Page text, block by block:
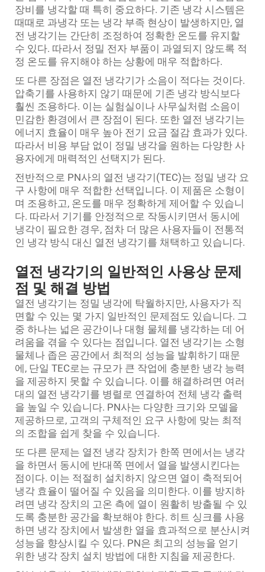
장비를 냉각할 때 특히 중요하다. 기존 냉각 시스템은
때때로 과냉각 또는 냉각 부족 현상이 발생하지만, 열
전 냉각기는 간단히 조정하여 정확한 온도를 유지할
수 있다. 따라서 정밀 전자 부품이 과열되지 않도록 적
정 온도를 유지해야 하는 상황에 매우 적합하다.
또 다른 장점은 열전 냉각기가 소음이 적다는 것이다.
압축기를 사용하지 않기 때문에 기존 냉각 방식보다
훨씬 조용하다. 이는 실험실이나 사무실처럼 소음이
민감한 환경에서 큰 장점이 된다. 또한 열전 냉각기는
에너지 효율이 매우 높아 전기 요금 절감 효과가 있다.
따라서 비용 부담 없이 정밀 냉각을 원하는 다양한 사
용자에게 매력적인 선택지가 된다.
전반적으로 PN사의 열전 냉각기(TEC)는 정밀 냉각 요
구 사항에 매우 적합한 선택입니다. 이 제품은 소형이
며 조용하고, 온도를 매우 정확하게 제어할 수 있습니
다. 따라서 기기를 안정적으로 작동시키면서 동시에
냉각이 필요한 경우, 점차 더 많은 사용자들이 전통적
인 냉각 방식 대신 열전 냉각기를 채택하고 있습니다.
열전 냉각기의 일반적인 사용상 문제
점 및 해결 방법
열전 냉각기는 정밀 냉각에 탁월하지만, 사용자가 직
면할 수 있는 몇 가지 일반적인 문제점도 있습니다. 그
중 하나는 넓은 공간이나 대형 물체를 냉각하는 데 어
려움을 겪을 수 있다는 점입니다. 열전 냉각기는 소형
물체나 좁은 공간에서 최적의 성능을 발휘하기 때문
에, 단일 TEC로는 규모가 큰 작업에 충분한 냉각 능력
을 제공하지 못할 수 있습니다. 이를 해결하려면 여러
대의 열전 냉각기를 병렬로 연결하여 전체 냉각 출력
을 높일 수 있습니다. PN사는 다양한 크기와 모델을
제공하므로, 고객의 구체적인 요구 사항에 맞는 최적
의 조합을 쉽게 찾을 수 있습니다.
또 다른 문제는 열전 냉각 장치가 한쪽 면에서는 냉각
을 하면서 동시에 반대쪽 면에서 열을 발생시킨다는
점이다. 이는 적절히 설치하지 않으면 열이 축적되어
냉각 효율이 떨어질 수 있음을 의미한다. 이를 방지하
려면 냉각 장치의 고온 측에 열이 원활히 방출될 수 있
도록 충분한 공간을 확보해야 한다. 히트 싱크를 사용
하면 냉각 장치에서 발생한 열을 효과적으로 분산시켜
성능을 향상시킬 수 있다. PN은 최고의 성능을 얻기
위한 냉각 장치 설치 방법에 대한 지침을 제공한다.